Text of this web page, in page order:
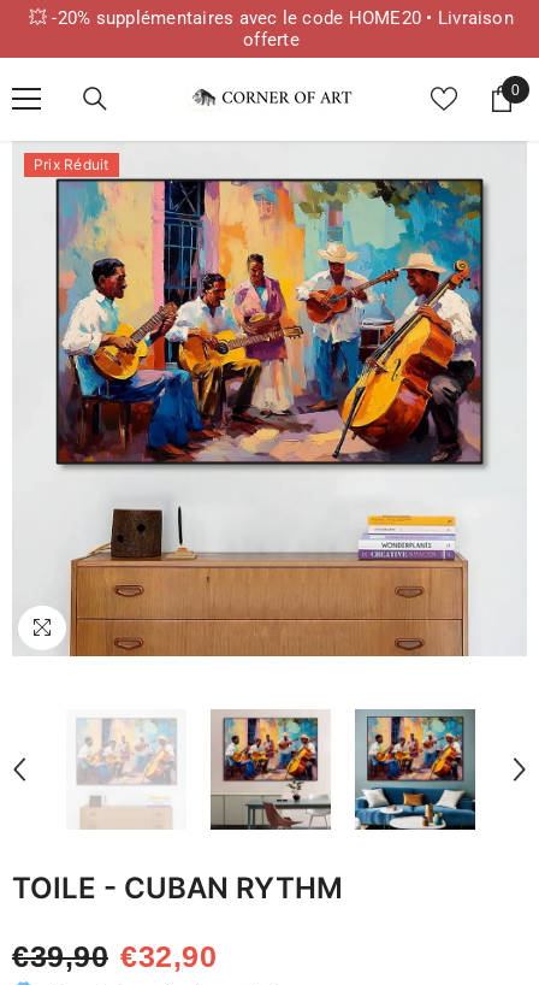
💥 -20% supplémentaires avec le code HOME20 • Livraison
offerte
0
0
Prix Réduit
TOILE - CUBAN RYTHM
€39,90 €32,90